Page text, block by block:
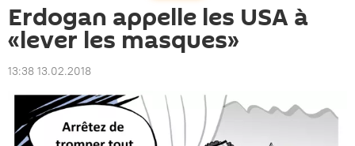
Erdogan appelle les USA à
«lever les masques»
13:38 13.02.2018